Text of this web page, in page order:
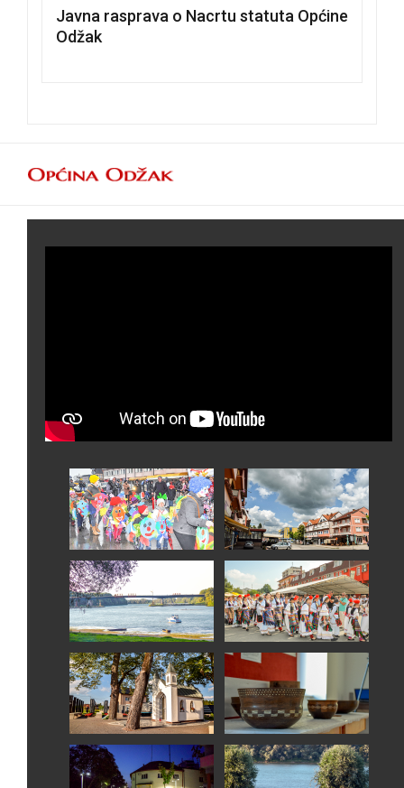
Javna rasprava o Nacrtu statuta Općine
Odžak